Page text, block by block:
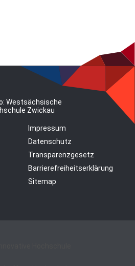
Impressum
Datenschutz
Transparenzgesetz
Barrierefreiheitserklärung
Sitemap